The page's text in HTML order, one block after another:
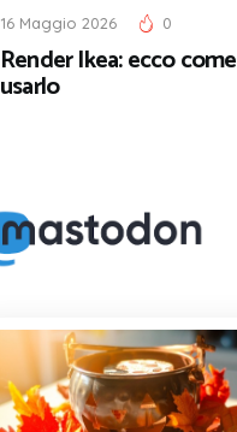
16 Maggio 2026 0
Render Ikea: ecco come
usarlo